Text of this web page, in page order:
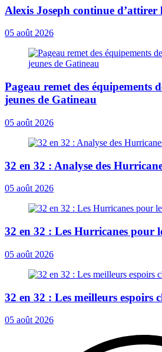
Alexis Joseph continue d’attirer
05 août 2026
Pageau remet des équipements
jeunes de Gatineau
05 août 2026
32 en 32 : Analyse des
05 août 2026
32 en 32 : Les Hurricanes pour
05 août 2026
32 en 32 : Les meilleurs espoirs
05 août 2026